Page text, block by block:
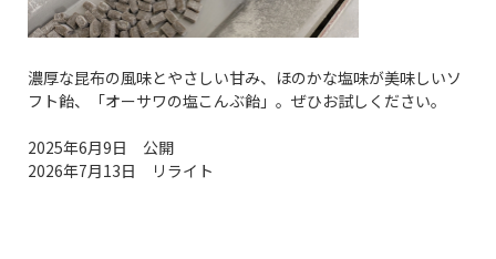
濃厚な昆布の風味とやさしい甘み、ほのかな塩味が美味しいソ
フト飴、「オーサワの塩こんぶ飴」。ぜひお試しください。
2025年6月9日 公開
2026年7月13日 リライト